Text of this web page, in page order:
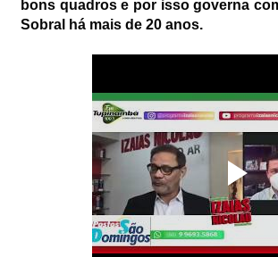
bons quadros e por isso governa
Sobral há mais de 20 anos.